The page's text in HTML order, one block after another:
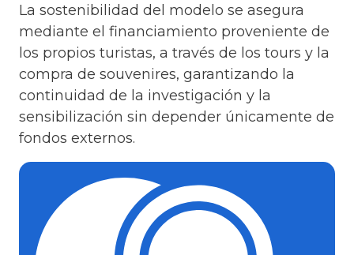
La sostenibilidad del modelo se asegura
mediante el financiamiento proveniente de
los propios turistas, a través de los tours y la
compra de souvenires, garantizando la
continuidad de la investigación y la
sensibilización sin depender únicamente de
fondos externos.